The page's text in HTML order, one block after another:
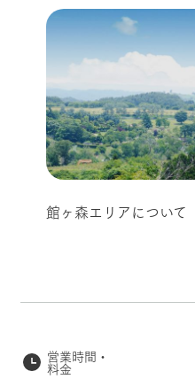
館ヶ森エリアについて
営業時間・
料金